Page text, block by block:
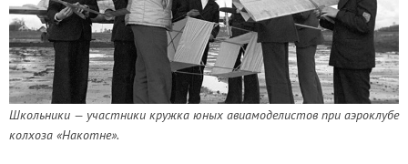
Школьники — участники кружка юных авиамоделистов при аэроклубе
колхоза «Накотне».